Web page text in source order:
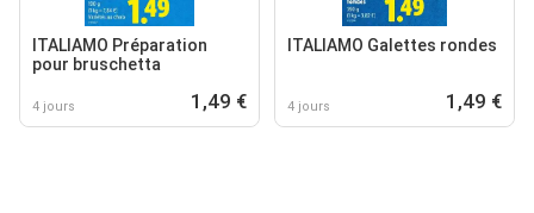
ITALIAMO Préparation
pour bruschetta
4 jours 1,49 €
ITALIAMO Galettes rondes
4 jours 1,49 €